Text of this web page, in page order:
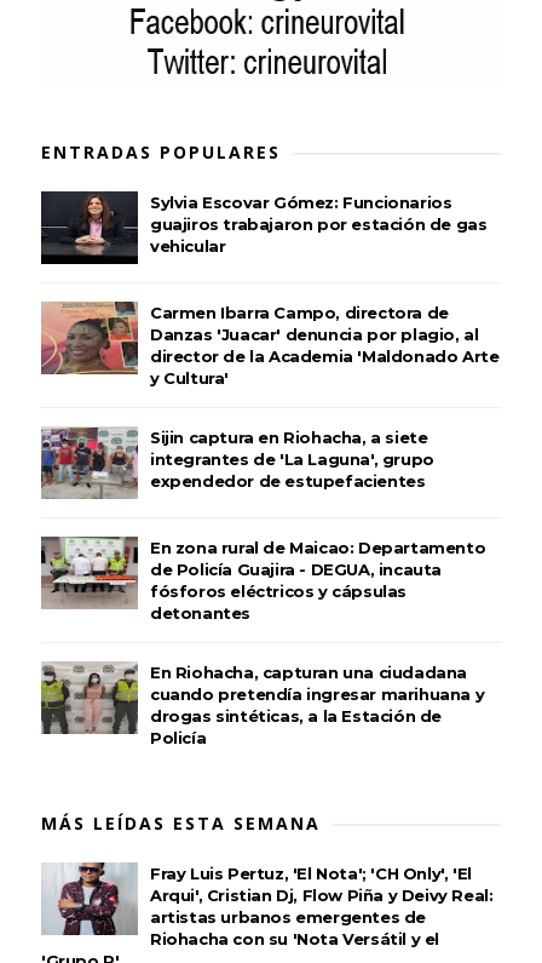
ENTRADAS POPULARES
Sylvia Escovar Gómez: Funcionarios
guajiros trabajaron por estación de gas
vehicular
Carmen Ibarra Campo, directora de
Danzas 'Juacar' denuncia por plagio, al
director de la Academia 'Maldonado Arte
y Cultura'
Sijin captura en Riohacha, a siete
integrantes de 'La Laguna', grupo
expendedor de estupefacientes
En zona rural de Maicao: Departamento
de Policía Guajira - DEGUA, incauta
fósforos eléctricos y cápsulas
detonantes
En Riohacha, capturan una ciudadana
cuando pretendía ingresar marihuana y
drogas sintéticas, a la Estación de
Policía
MÁS LEÍDAS ESTA SEMANA
Fray Luis Pertuz, 'El Nota'; 'CH Only', 'El
Arqui', Cristian Dj, Flow Piña y Deivy Real:
artistas urbanos emergentes de
Riohacha con su 'Nota Versátil y el